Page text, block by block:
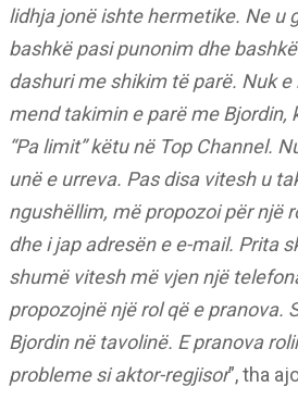
lidhja jonë ishte hermetike. Ne u
bashkë pasi punonim dhe
dashuri me shikim të parë. Nuk
mend takimin e parë me Bjordin,
“Pa limit” këtu në Top Channel.
unë e urreva. Pas disa vitesh u
ngushëllim, më propozoi për një
dhe i jap adresën e e-mail. Prita
shumë vitesh më vjen një
propozojnë një rol që e pranova.
Bjordin në tavolinë. E pranova
probleme si aktor-regjisor”, tha